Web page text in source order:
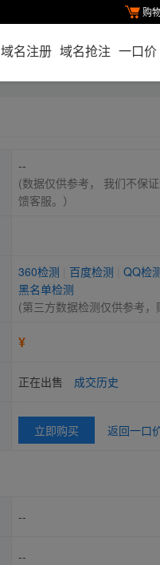
购
域名注册 域名抢注 一口价
--
(数据仅供参考， 我们不保
馈客服。）
360检测 百度检测
QQ检
黑名单检测
(第三方数据检测仅供参考
¥
正在出售 成交历史
立即购买 返回一口
--
--